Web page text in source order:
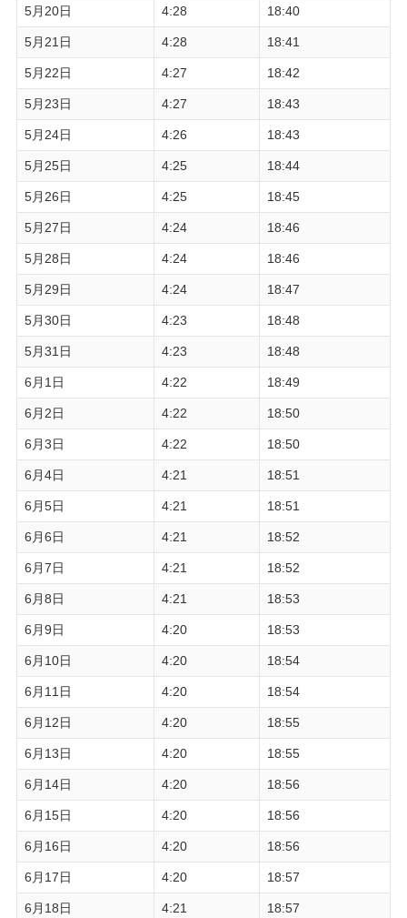
5月20日 4:28 18:40
5月21日 4:28 18:41
5月22日 4:27 18:42
5月23日 4:27 18:43
5月24日 4:26 18:43
5月25日 4:25 18:44
5月26日 4:25 18:45
5月27日 4:24 18:46
5月28日 4:24 18:46
5月29日 4:24 18:47
5月30日 4:23 18:48
5月31日 4:23 18:48
6月1日 4:22 18:49
6月2日 4:22 18:50
6月3日 4:22 18:50
6月4日 4:21 18:51
6月5日 4:21 18:51
6月6日 4:21 18:52
6月7日 4:21 18:52
6月8日 4:21 18:53
6月9日 4:20 18:53
6月10日 4:20 18:54
6月11日 4:20 18:54
6月12日 4:20 18:55
6月13日 4:20 18:55
6月14日 4:20 18:56
6月15日 4:20 18:56
6月16日 4:20 18:56
6月17日 4:20 18:57
6月18日 4:21 18:57